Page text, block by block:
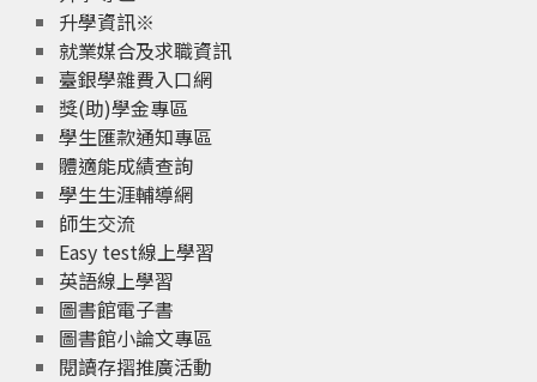
升學資訊※
就業媒合及求職資訊
臺銀學雜費入口網
獎(助)學金專區
學生匯款通知專區
體適能成績查詢
學生生涯輔導網
師生交流
Easy test線上學習
英語線上學習
圖書館電子書
圖書館小論文專區
閱讀存摺推廣活動